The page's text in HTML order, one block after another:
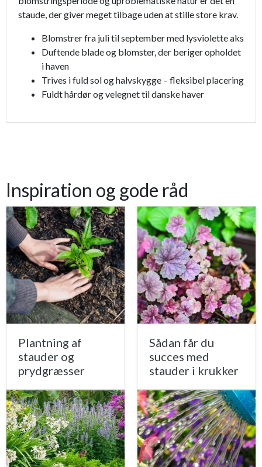
staude, der giver meget tilbage uden at stille store krav.
Blomstrer fra juli til september med lysviolette aks
Duftende blade og blomster, der beriger opholdet
i haven
Trives i fuld sol og halvskygge – fleksibel placering
Fuldt hårdør og velegnet til danske haver
Inspiration og gode råd
Plantning af
stauder og
prydgræsser
Sådan får du
succes med
stauder i krukker